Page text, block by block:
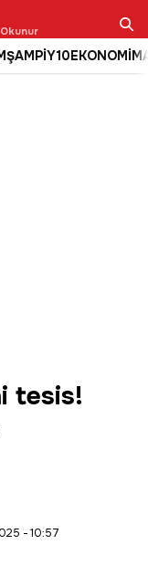
ŞAMPİY10EKONOMİ
Ara
tesis!
- 10:57